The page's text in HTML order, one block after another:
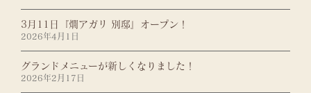
3月11日『燗アガリ 別邸』オープン！
2026年4月1日
グランドメニューが新しくなりました！
2026年2月17日